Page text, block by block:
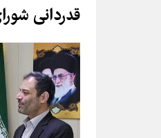
قدردانی